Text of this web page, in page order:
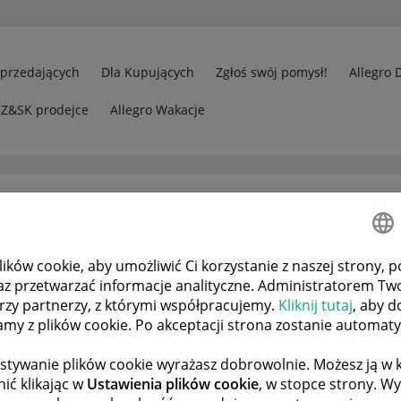
cookie, aby umożliwić Ci korzystanie z naszej strony,
przetwarzać informacje analityczne. Administratorem
partnerzy, z którymi współpracujemy. Kliknij tutaj, aby
z plików cookie. Po akceptacji strona zostanie
plików cookie wyrażasz dobrowolnie. Możesz ją w
klikając wUstawienia plików cookie, w stopce strony.
Dla Kupujących Zgłoś swój pomysł! Allegro
prodejce Allegro Wakacje
Odp.: Problem z nadaniem paczki przez "nadaj
POPRZEDNIA NASTĘPNA